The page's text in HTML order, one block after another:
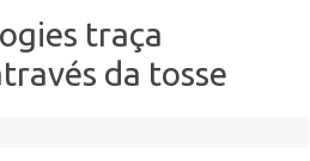
traça
da tosse